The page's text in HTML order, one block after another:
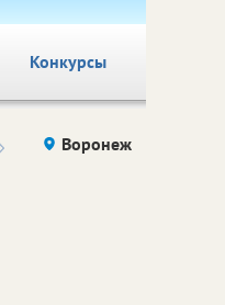
Конкурсы
Здоровье компаний (на
Воронеж